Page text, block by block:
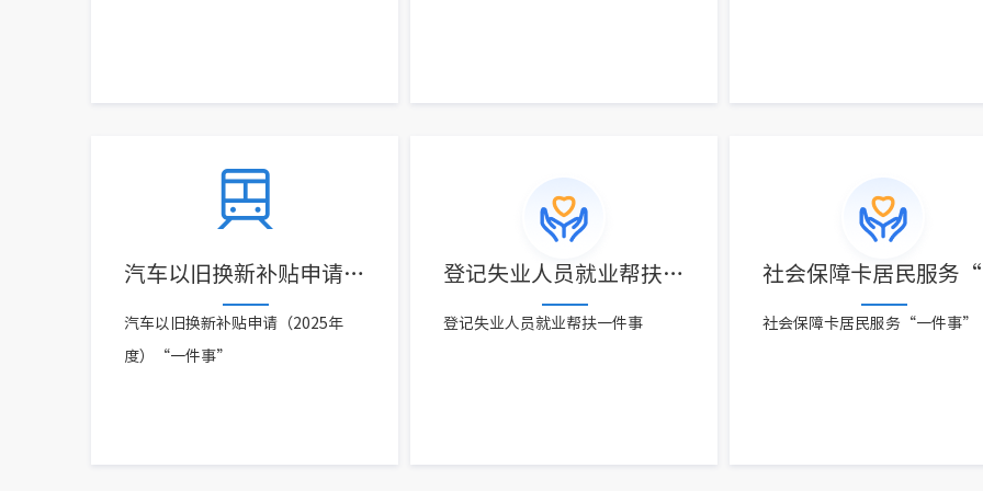
汽车以旧换新补贴申请（2025年度）“一件事”
汽车以旧换新补贴申请（2025年
度）“一件事”
登记失业人员就业帮扶“一件事”
登记失业人员就业帮扶一件事 社会保障卡居民服务“一件事”